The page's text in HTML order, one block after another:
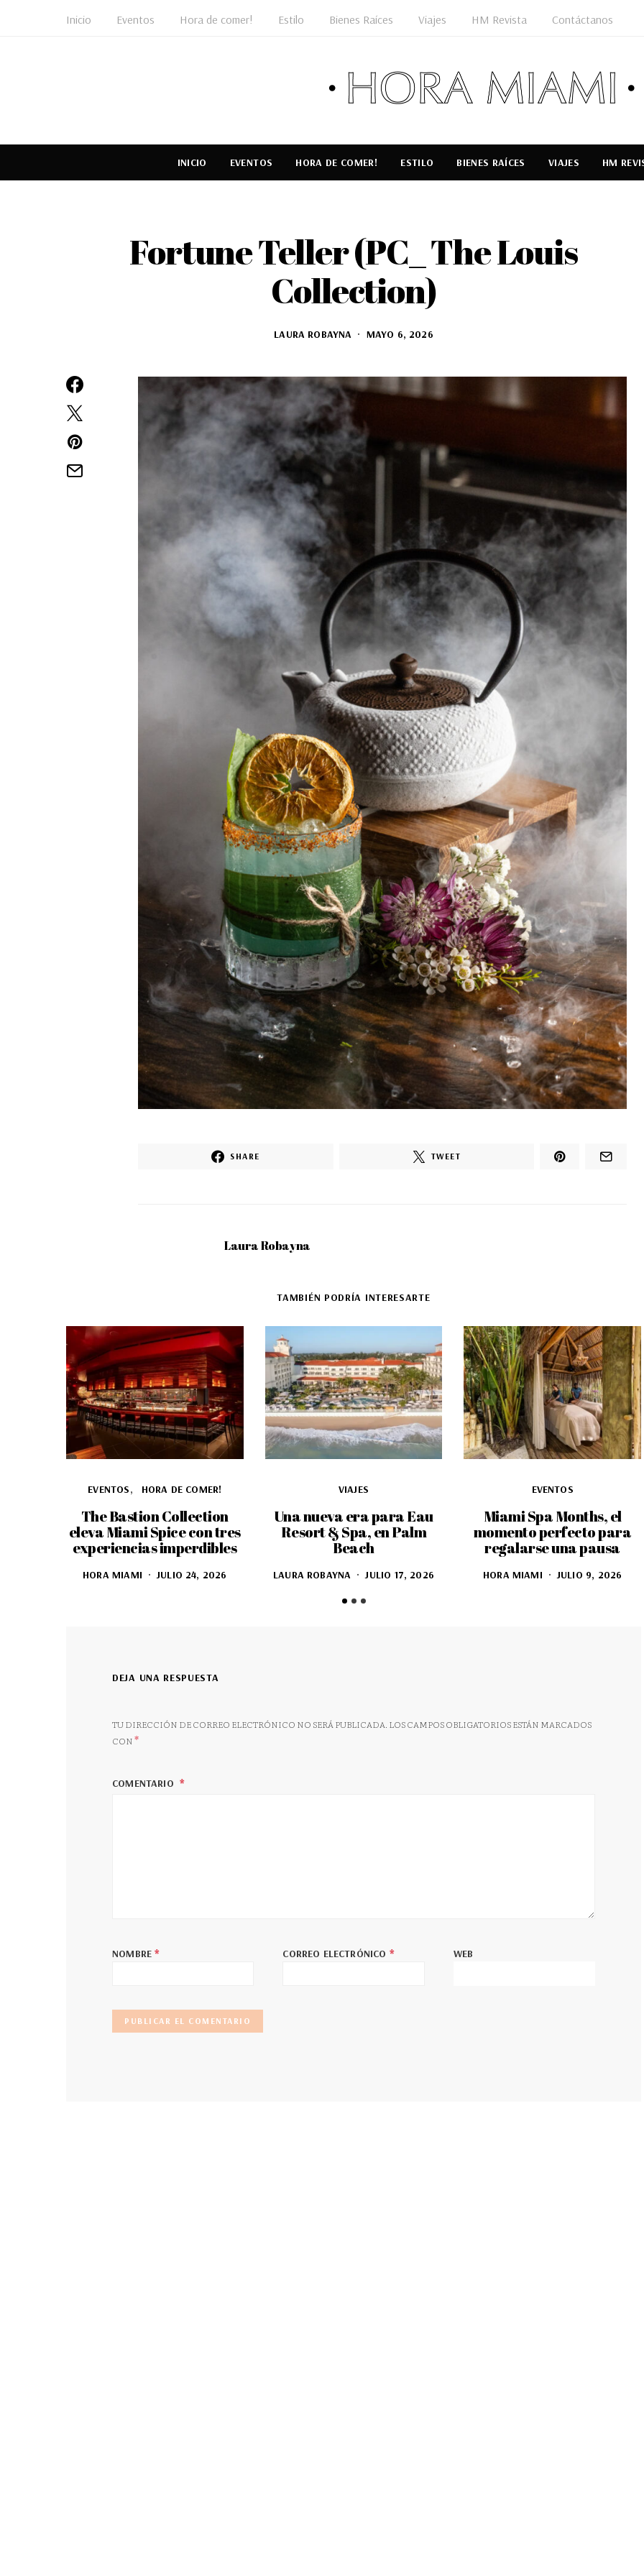
Inicio Eventos Hora de comer! Estilo Bienes Raíces Viajes HM Revista Contáctanos
INICIO EVENTOS HORA DE COMER! ESTILO BIENES RAÍCES VIAJES HM
Fortune Teller (PC_ The Louis
Collection)
LAURA ROBAYNA MAYO 6, 2026
SHARE TWEET
Laura Robayna
TAMBIÉN PODRÍA INTERESARTE
EVENTOS HORA DE COMER!
The Bastion Collection
eleva Miami Spice con tres
experiencias imperdibles
HORA MIAMI JULIO 24, 2026
VIAJES
Una nueva era para Eau
Resort & Spa, en Palm
Beach
LAURA ROBAYNA JULIO 17, 2026
EVENTOS
Miami Spa Months, el
momento perfecto para
regalarse una pausa
HORA MIAMI JULIO 9, 2026
DEJA UNA RESPUESTA
TU DIRECCIÓN DE CORREO ELECTRÓNICO NO SERÁ PUBLICADA. LOS CAMPOS OBLIGATORIOS ESTÁN MARCADOS
CON*
COMENTARIO
NOMBRE* CORREO ELECTRÓNICO * WEB